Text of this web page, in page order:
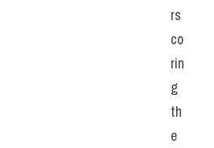
rs
co
rin
g
th
e